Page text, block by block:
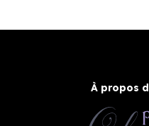
À propos